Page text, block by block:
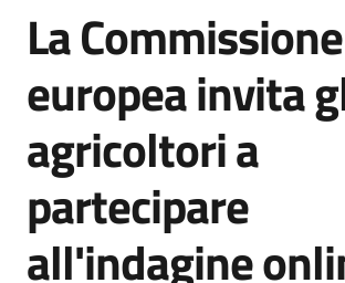
Opportunità
Disposizioni
attuative
regionali
Salta al contenuto
La Commissione
europea invita
agricoltori a
partecipare
all'indagine